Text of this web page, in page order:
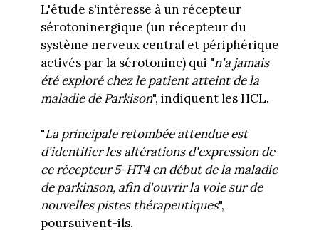
L'étude s'intéresse à un récepteur
sérotoninergique (un récepteur du
système nerveux central et périphérique
activés par la sérotonine) qui "n'a jamais
été exploré chez le patient atteint de la
maladie de Parkison", indiquent les HCL.
"La principale retombée attendue est
d'identifier les altérations d'expression de
ce récepteur 5-HT4 en début de la maladie
de parkinson, afin d'ouvrir la voie sur de
nouvelles pistes thérapeutiques",
poursuivent-ils.